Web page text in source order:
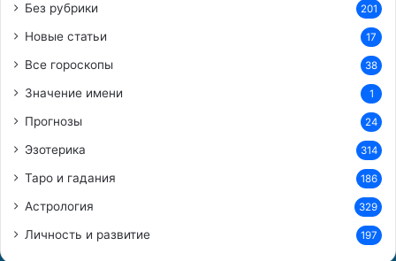
е Без рубрики 201
Новые статьи 17
Все гороскопы 38
Значение имени 1
Прогнозы 24
Эзотерика 314
Таро и гадания 186
Астрология 329
Личность и развитие 197